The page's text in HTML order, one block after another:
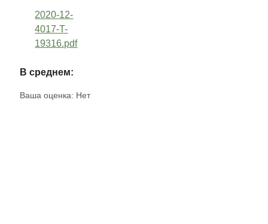
2020-12-
4017-T-
19316.pdf
В среднем:
Ваша оценка: Нет